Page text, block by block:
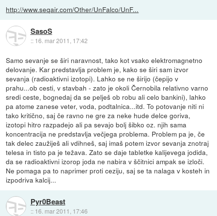
http://www.seqair.com/Other/UnFalco/UnF...
SasoS
:: 16. mar 2011, 17:42
Samo sevanje se širi naravnost, tako kot vsako elektromagnetno
delovanje. Kar predstavlja problem je, kako se širi sam izvor
sevanja (radioaktivni izotopi). Lahko se ne širijo (čepijo v
prahu...ob cesti, v stavbah - zato je okoli Černobila relativno varno
sredi ceste, bognedaj da se pelješ ob robu ali celo bankini), lahko
pa atome zanese veter, voda, podtalnica...itd. To potovanje niti ni
tako kritično, saj če ravno ne gre za neke hude delce goriva,
izotopi hitro razpadejo ali pa sevajo bolj šibko oz. njih sama
koncentracija ne predstavlja večjega problema. Problem pa je, če
tak delec zaužiješ ali vdihneš, saj imaš potem izvor sevanja znotraj
telesa in tisto pa je težava. Zato se daje tabletke kalijevega jodida,
da se radioaktivni izorop joda ne nabira v ščitnici ampak se izloči.
Ne pomaga pa to naprimer proti ceziju, saj se ta nalaga v kosteh in
izpodriva kalcij...
Pyr0Beast
:: 16. mar 2011, 17:46